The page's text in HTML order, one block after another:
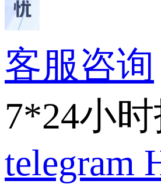
客服咨询
7*24小
telegram